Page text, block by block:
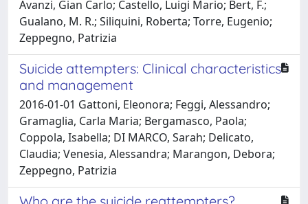
Avanzi, Gian Carlo; Castello, Luigi Mario; Bert, F.;
Gualano, M. R.; Siliquini, Roberta; Torre, Eugenio;
Zeppegno, Patrizia
Suicide attempters: Clinical characteristics
and management
2016-01-01 Gattoni, Eleonora; Feggi, Alessandro;
Gramaglia, Carla Maria; Bergamasco, Paola;
Coppola, Isabella; DI MARCO, Sarah; Delicato,
Claudia; Venesia, Alessandra; Marangon, Debora;
Zeppegno, Patrizia